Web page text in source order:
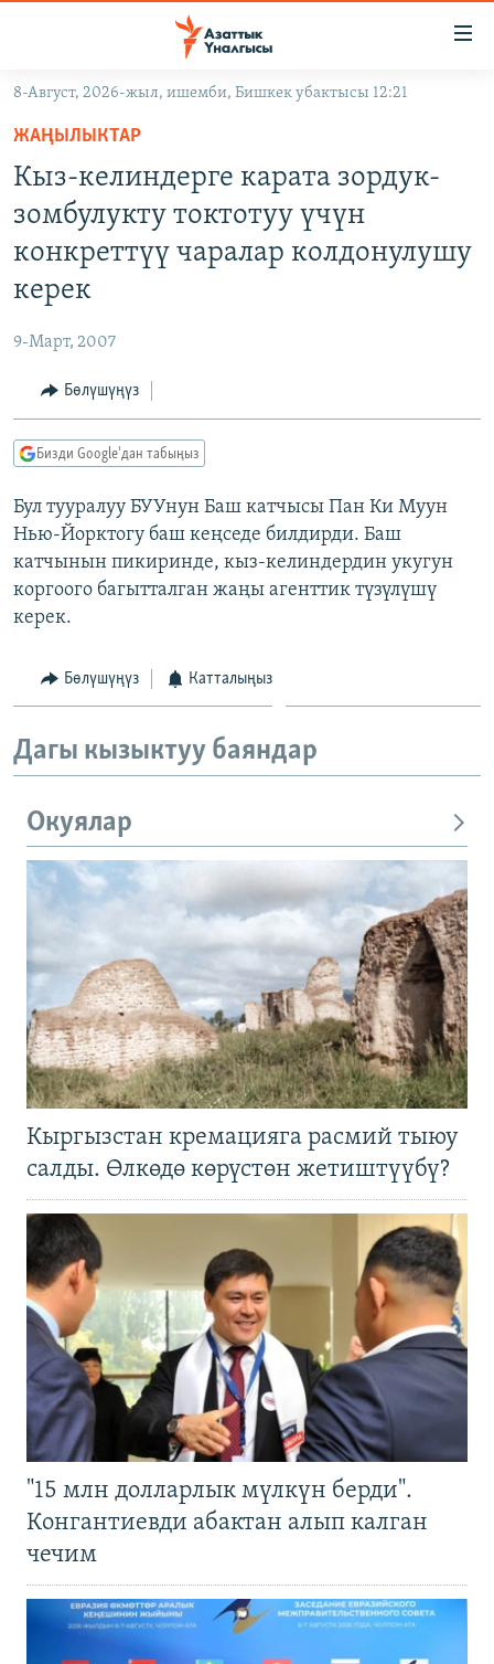
Навигацияга
өтүңүз
Издөөгө
салыңызКЫРГЫЗСТАН
ДҮЙНӨ
УКРАИНА
БҮГҮН АЗАТТЫКТА
ЭКСПЕРТТЕР ТАЛДАЙТ
БИЗ ЖАНА ДҮЙНӨ
ЭЖЕ-СИҢДИЛЕР
АЗАТТЫК+
ЫҢГАЙСЫЗ СУРООЛОР
ПОДКАСТ
ӨЗГӨЧӨ ПИКИР
Русский
ОНЛАЙН ШЕРИНЕ
8-Август, 2026-жыл, ишемби, Бишкек убактысы 12:21
ЖАҢЫЛЫКТАР
Кыз-келиндерге карата зордук-
зомбулукту токтотуу үчүн
конкреттүү чаралар колдонулушу
керек
9-Март, 2007
Бөлүшүңүз
Бизди Google'дан табыңыз
Бул тууралуу БУУнун Баш катчысы Пан Ки Муун
Нью-Йорктогу баш кеңседе билдирди. Баш
катчынын пикиринде, кыз-келиндердин укугун
коргоого багытталган жаңы агенттик түзүлүшү
керек.
Бөлүшүңүз Катталыңыз
Дагы кызыктуу баяндар
Окуялар
Кыргызстан кремацияга расмий тыюу
салды. Өлкөдө көрүстөн жетиштүүбү?
"15 млн долларлык мүлкүн берди".
Конгантиевди абактан алып калган
чечим